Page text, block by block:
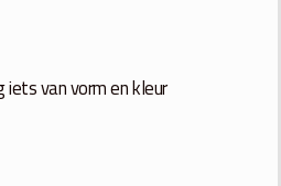
iets van vorm en kleur